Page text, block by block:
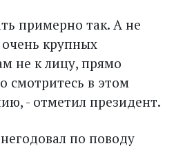
примерно так. А не
крупных
не к лицу, прямо
смотритесь в этом
- отметил президент.
по поводу